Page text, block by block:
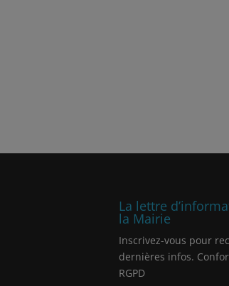
La lettre
la Mairie
Inscrivez-vous pour
dernières infos.
RGPD